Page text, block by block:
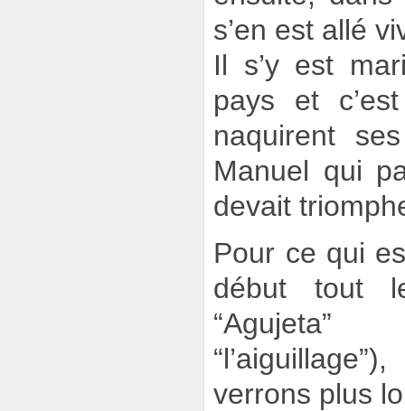
s’en est allé
Il s’y est
pays et
naquirent
Manuel qui
devait
Pour ce qui
début tout
verrons plus